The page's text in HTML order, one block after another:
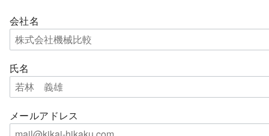
会社名
氏名
メールアドレス